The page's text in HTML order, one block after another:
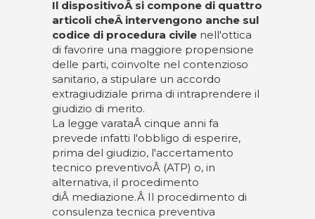
Il dispositivoÂ si compone di quattro
articoli cheÂ intervengono anche sul
codice di procedura civile nell'ottica
di favorire una maggiore propensione
delle parti, coinvolte nel contenzioso
sanitario, a stipulare un accordo
extragiudiziale prima di intraprendere il
giudizio di merito.
La legge varataÂ cinque anni fa
prevede infatti l'obbligo di esperire,
prima del giudizio, l'accertamento
tecnico preventivoÂ (ATP) o, in
alternativa, il procedimento
diÂ mediazione.Â Il procedimento di
consulenza tecnica preventiva